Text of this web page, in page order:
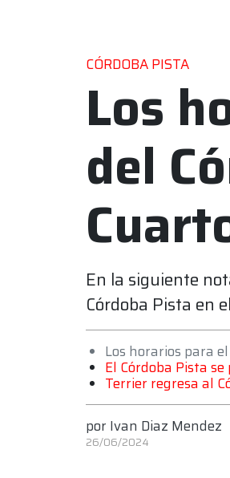
CÓRDOBA PISTA
Los
del
En la siguiente
Córdoba Pista en
Los horarios para
El Córdoba Pista
Terrier regresa al
por Ivan Diaz Mendez
26/06/2024